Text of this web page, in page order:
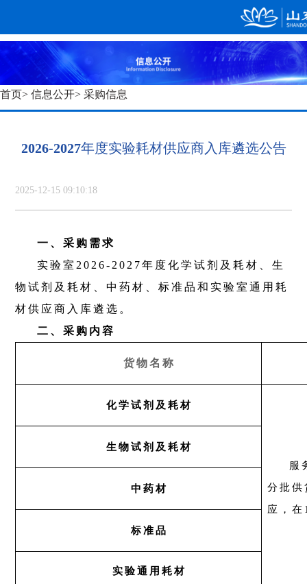
首页> 信息公开> 采购信息
2026-2027年度实验耗材供应商入库遴选公告
2025-12-15 09:10:18
一、采购需求
实验室 2026-2027年度化学试剂及耗材、生
物试剂及耗材、中药材、标准品和实验室通用耗
材供应商入库遴选。
二、采购内容
货物名称
化学试剂及耗材
服
分批供
应，在
生物试剂及耗材
中药材
标准品
实验通用耗材